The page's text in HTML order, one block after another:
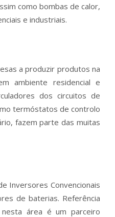
como bombas de calor,
e industriais.
a produzir produtos na
ambiente residencial e
dos circuitos de
termóstatos de controlo
fazem parte das muitas
Inversores Convencionais
de baterias. Referência
área é um parceiro